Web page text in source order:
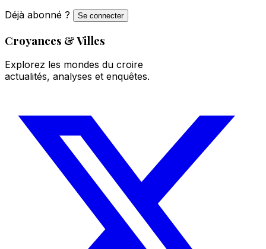
Déjà abonné ?
Se connecter
Croyances & Villes
Explorez les mondes du croire
actualités, analyses et enquêtes.